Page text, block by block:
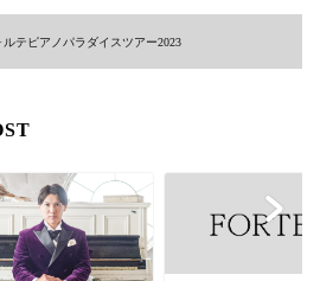
ルテピアノパラダイスツアー2023